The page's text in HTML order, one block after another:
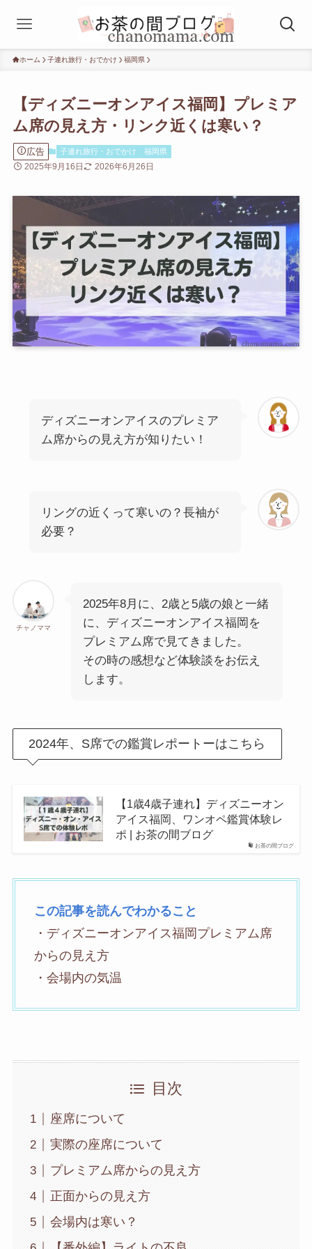
ホーム 子連れ旅行・おでかけ 福岡県
【ディズニーオンアイス福岡】プレミア
ム席の見え方・リンク近くは寒い？
広告 子連れ旅行・おでかけ 福岡県
2025年9月16日 2026年6月26日
ディズニーオンアイスのプレミア
ム席からの見え方が知りたい！
リングの近くって寒いの？長袖が
必要？
チャノママ
2025年8月に、2歳と5歳の娘と一緒
に、ディズニーオンアイス福岡を
プレミアム席で見てきました。
その時の感想など体験談をお伝え
します。
2024年、S席での鑑賞レポートーはこちら
お茶の間ブログ
【1歳4歳子連れ】ディズニーオン
アイス福岡、ワンオペ鑑賞体験レ
ポ | お茶の間ブログ
この記事を読んでわかること
・ディズニーオンアイス福岡プレミアム席
からの見え方
・会場内の気温
目次
座席について
実際の座席について
プレミアム席からの見え方
正面からの見え方
会場内は寒い？